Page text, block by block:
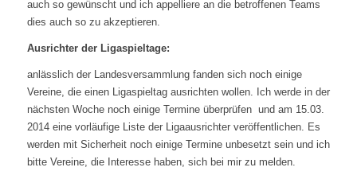
auch so gewünscht und ich appelliere an die betroffenen Teams
dies auch so zu akzeptieren.
Ausrichter der Ligaspieltage:
anlässlich der Landesversammlung fanden sich noch einige
Vereine, die einen Ligaspieltag ausrichten wollen. Ich werde in der
nächsten Woche noch einige Termine überprüfen und am 15.03.
2014 eine vorläufige Liste der Ligaausrichter veröffentlichen. Es
werden mit Sicherheit noch einige Termine unbesetzt sein und ich
bitte Vereine, die Interesse haben, sich bei mir zu melden.